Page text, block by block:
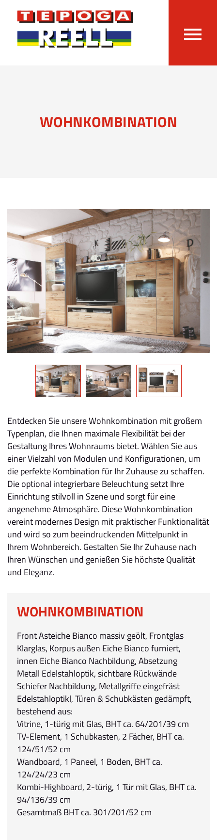
WOHNKOMBINATION
Entdecken Sie unsere Wohnkombination mit großem
Typenplan, die Ihnen maximale Flexibilität bei der
Gestaltung Ihres Wohnraums bietet. Wählen Sie aus
einer Vielzahl von Modulen und Konfigurationen, um
die perfekte Kombination für Ihr Zuhause zu schaffen.
Die optional integrierbare Beleuchtung setzt Ihre
Einrichtung stilvoll in Szene und sorgt für eine
angenehme Atmosphäre. Diese Wohnkombination
vereint modernes Design mit praktischer Funktionalität
und wird so zum beeindruckenden Mittelpunkt in
Ihrem Wohnbereich. Gestalten Sie Ihr Zuhause nach
Ihren Wünschen und genießen Sie höchste Qualität
und Eleganz.
WOHNKOMBINATION
Front Asteiche Bianco massiv geölt, Frontglas
Klarglas, Korpus außen Eiche Bianco furniert,
innen Eiche Bianco Nachbildung, Absetzung
Metall Edelstahloptik, sichtbare Rückwände
Schiefer Nachbildung, Metallgriffe eingefräst
Edelstahloptikl, Türen & Schubkästen gedämpft,
bestehend aus:
Vitrine, 1-türig mit Glas, BHT ca. 64/201/39 cm
TV-Element, 1 Schubkasten, 2 Fächer, BHT ca.
124/51/52 cm
Wandboard, 1 Paneel, 1 Boden, BHT ca.
124/24/23 cm
Kombi-Highboard, 2-türig, 1 Tür mit Glas, BHT ca.
94/136/39 cm
Gesamtmaß BHT ca. 301/201/52 cm